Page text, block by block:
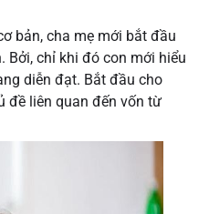
bản, cha mẹ mới bắt đầu
Bởi, chỉ khi đó con mới hiểu
diễn đạt. Bắt đầu cho
đề liên quan đến vốn từ